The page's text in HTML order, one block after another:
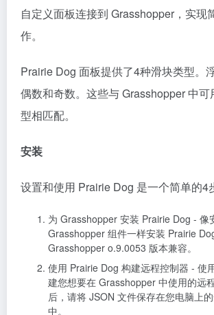
自定义面板连接到 Grasshopper，实现
作。
Prairie Dog 面板提供了4种滑块类型。
偶数和奇数。这些与 Grasshopper 中
型相匹配。
安装
设置和使用 Prairie Dog 是一个简单的4
为 Grasshopper 安装 Prairie Dog - 像
Grasshopper 组件一样安装 Prairie
Grasshopper o.9.0053 版本兼容。
使用 Prairie Dog 构建远程控制器 - 使
建您想要在 Grasshopper 中使用的远
后，请将 JSON 文件保存在您电脑上
中。